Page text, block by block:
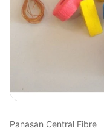
Panasan Central Fibre